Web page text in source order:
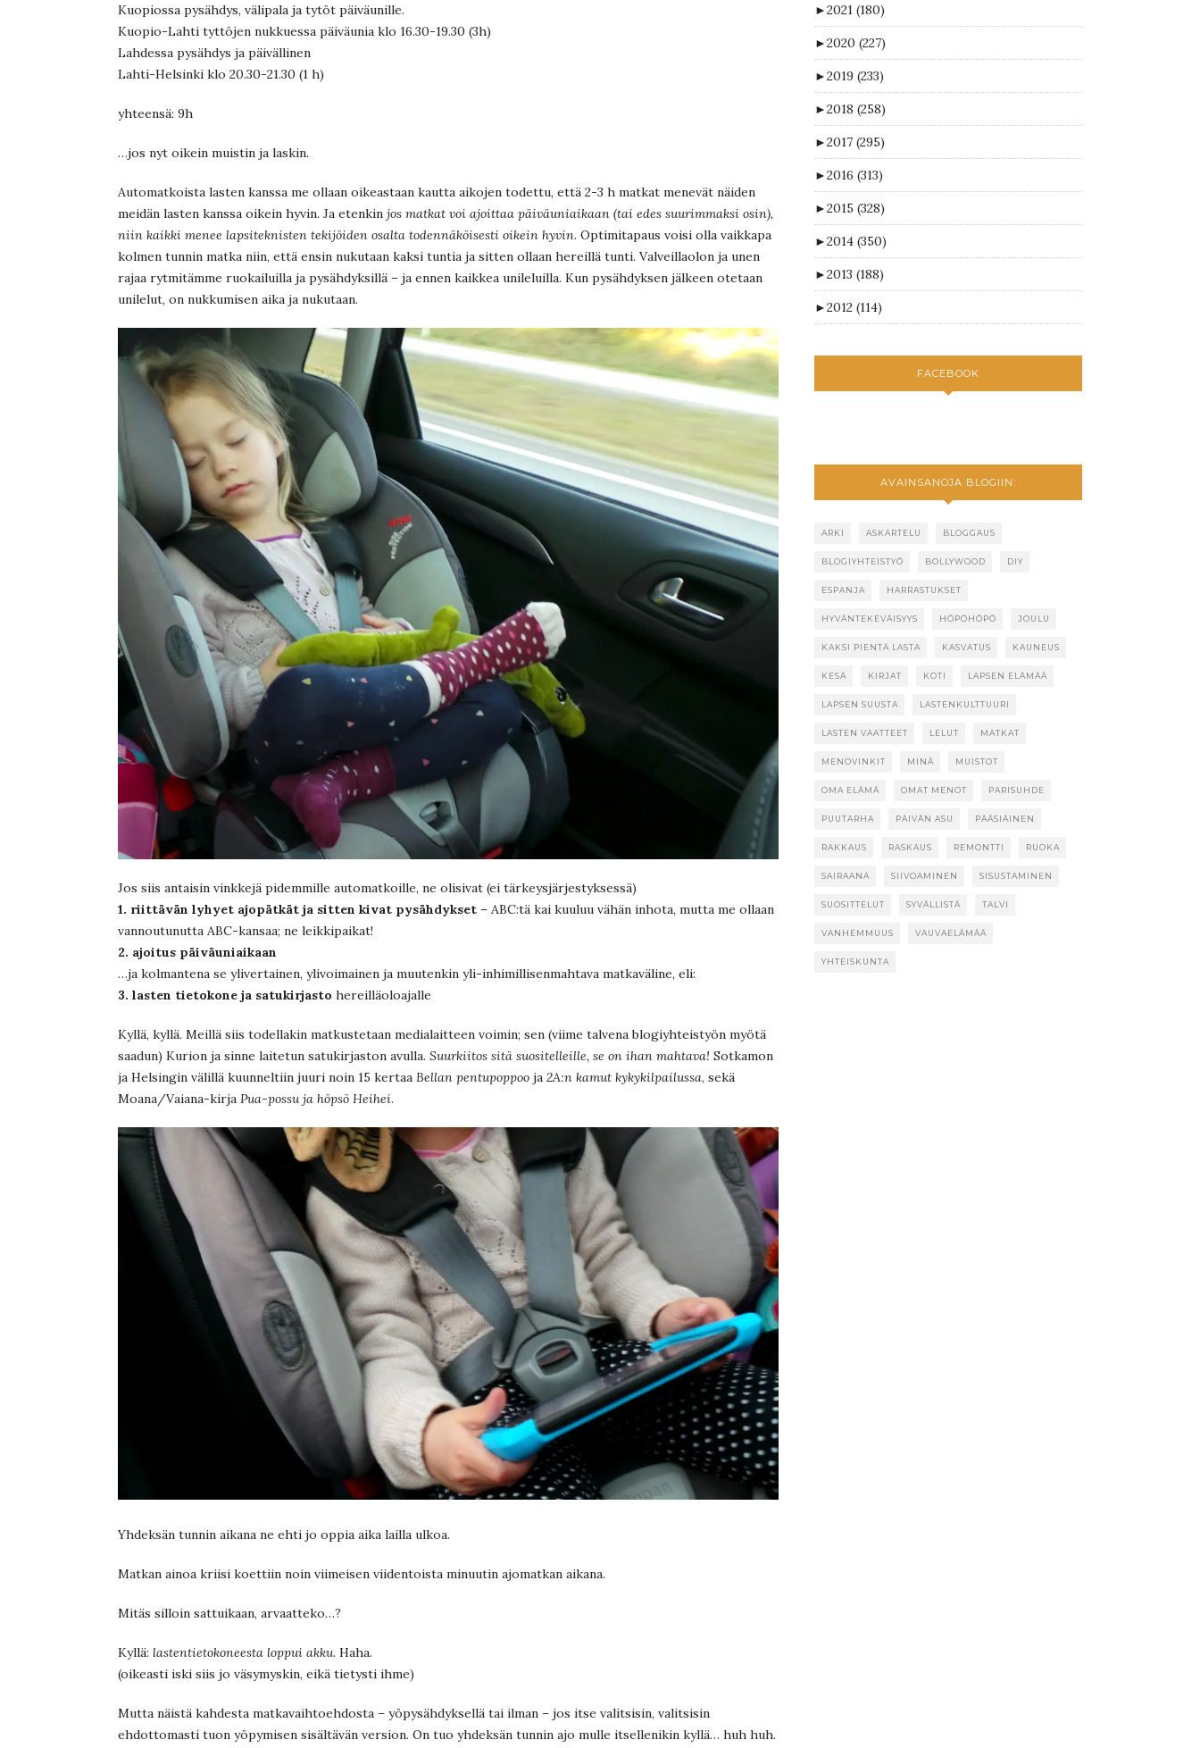
Kuopiossa pysähdys, välipala ja tytöt päiväunille.
Kuopio-Lahti tyttöjen nukkuessa päiväunia klo 16.30-19.30 (3h)
Lahdessa pysähdys ja päivällinen
Lahti-Helsinki klo 20.30-21.30 (1 h)
yhteensä: 9h
…jos nyt oikein muistin ja laskin.
Automatkoista lasten kanssa me ollaan oikeastaan kautta aikojen todettu, että 2-3 h matkat menevät näiden
meidän lasten kanssa oikein hyvin. Ja etenkin jos matkat voi ajoittaa päiväuniaikaan (tai edes suurimmaksi osin),
niin kaikki menee lapsiteknisten tekijöiden osalta todennäköisesti oikein hyvin. Optimitapaus voisi olla vaikkapa
kolmen tunnin matka niin, että ensin nukutaan kaksi tuntia ja sitten ollaan hereillä tunti. Valveillaolon ja unen
rajaa rytmitämme ruokailuilla ja pysähdyksillä – ja ennen kaikkea unileluilla. Kun pysähdyksen jälkeen otetaan
unilelut, on nukkumisen aika ja nukutaan.
Jos siis antaisin vinkkejä pidemmille automatkoille, ne olisivat (ei tärkeysjärjestyksessä)
1. riittävän lyhyet ajopätkät ja sitten kivat pysähdykset – ABC:tä kai kuuluu vähän inhota, mutta me ollaan
vannoutunutta ABC-kansaa; ne leikkipaikat!
2. ajoitus päiväuniaikaan
…ja kolmantena se ylivertainen, ylivoimainen ja muutenkin yli-inhimillisenmahtava matkaväline, eli:
3. lasten tietokone ja satukirjasto hereilläoloajalle
Kyllä, kyllä. Meillä siis todellakin matkustetaan medialaitteen voimin; sen (viime talvena blogiyhteistyön myötä
saadun) Kurion ja sinne laitetun satukirjaston avulla. Suurkiitos sitä suositelleille, se on ihan mahtava! Sotkamon
ja Helsingin välillä kuunneltiin juuri noin 15 kertaa Bellan pentupoppoo ja 2A:n kamut kykykilpailussa, sekä
Moana/Vaiana-kirja Pua-possu ja höpsö Heihei.
Yhdeksän tunnin aikana ne ehti jo oppia aika lailla ulkoa.
Matkan ainoa kriisi koettiin noin viimeisen viidentoista minuutin ajomatkan aikana.
Mitäs silloin sattuikaan, arvaatteko…?
Kyllä: lastentietokoneesta loppui akku. Haha.
(oikeasti iski siis jo väsymyskin, eikä tietysti ihme)
Mutta näistä kahdesta matkavaihtoehdosta – yöpysähdyksellä tai ilman – jos itse valitsisin, valitsisin
ehdottomasti tuon yöpymisen sisältävän version. On tuo yhdeksän tunnin ajo mulle itsellenikin kyllä… huh huh.
►2021 (180)
►2020 (227)
►2019 (233)
►2018 (258)
►2017 (295)
►2016 (313)
►2015 (328)
►2014 (350)
►2013 (188)
►2012 (114)
FACEBOOK
AVAINSANOJA BLOGIIN:
ARKI ASKARTELU BLOGGAUS
BLOGIYHTEISTYÖ BOLLYWOOD DIY
ESPANJA HARRASTUKSET
HYVÄNTEKEVÄISYYS HÖPÖHÖPÖ JOULU
KAKSI PIENTÄ LASTA KASVATUS KAUNEUS
KESÄ KIRJAT KOTI LAPSEN ELÄMÄÄ
LAPSEN SUUSTA LASTENKULTTUURI
LASTEN VAATTEET LELUT MATKAT
MENOVINKIT MINÄ MUISTOT
OMA ELÄMÄ OMAT MENOT PARISUHDE
PUUTARHA PÄIVÄN ASU PÄÄSIÄINEN
RAKKAUS RASKAUS REMONTTI RUOKA
SAIRAANA SIIVOAMINEN SISUSTAMINEN
SUOSITTELUT SYVÄLLISTÄ TALVI
VANHEMMUUS VAUVAELÄMÄÄ
YHTEISKUNTA